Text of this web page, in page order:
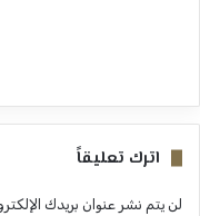
اترك تعليقاً
لن يتم نشر عنوان بريدك